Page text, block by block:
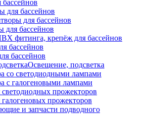
для бассейнов
для бассейнов
для бассейнов
фитинга, крепёж для бассейнов
бассейнов
бассейнов
Освещение, подсветка
со светодиодными лампами
с галогеновыми лампами
прожекторов
прожекторов
и запчасти подводного